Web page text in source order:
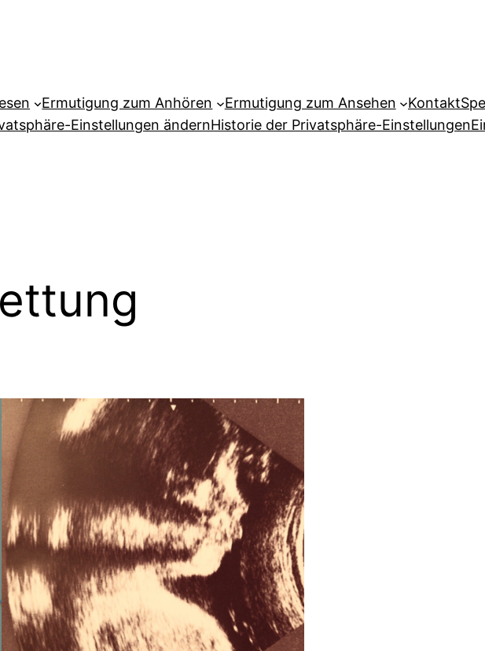
Ermutigung zum Anhören Ermutigung zum Ansehen Kontakt
Einstellungen ändernHistorie der Privatsphäre-Einstellungen